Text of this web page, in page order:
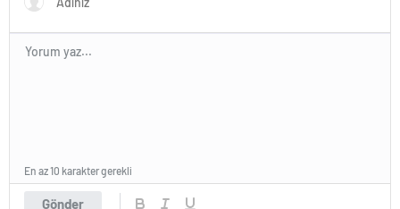
Gönder
En az 10 karakter gerekli